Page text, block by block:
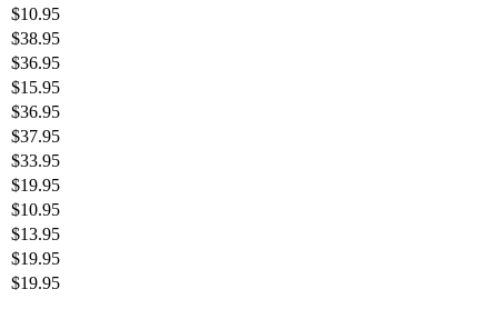
$10.95
$38.95
$36.95
$15.95
$36.95
$37.95
$33.95
$19.95
$10.95
$13.95
$19.95
$19.95